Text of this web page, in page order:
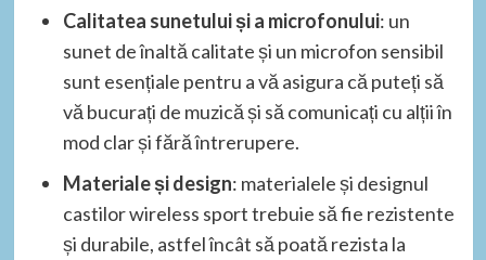
Calitatea sunetului și a microfonului: un
sunet de înaltă calitate și un microfon sensibil
sunt esențiale pentru a vă asigura că puteți să
vă bucurați de muzică și să comunicați cu alții în
mod clar și fără întrerupere.
Materiale și design: materialele și designul
castilor wireless sport trebuie să fie rezistente
și durabile, astfel încât să poată rezista la